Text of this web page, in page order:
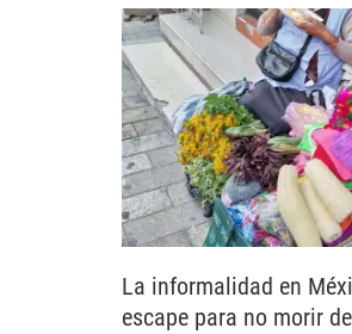
La informalidad en
escape para no morir